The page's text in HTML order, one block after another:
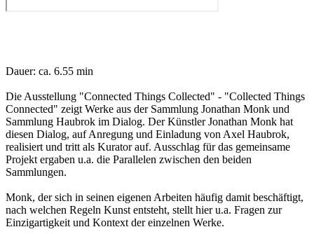
Dauer: ca. 6.55 min
Die Ausstellung "Connected Things Collected" - "Collected Things
Connected" zeigt Werke aus der Sammlung Jonathan Monk und
Sammlung Haubrok im Dialog. Der Künstler Jonathan Monk hat
diesen Dialog, auf Anregung und Einladung von Axel Haubrok,
realisiert und tritt als Kurator auf. Ausschlag für das gemeinsame
Projekt ergaben u.a. die Parallelen zwischen den beiden
Sammlungen.
Monk, der sich in seinen eigenen Arbeiten häufig damit beschäftigt,
nach welchen Regeln Kunst entsteht, stellt hier u.a. Fragen zur
Einzigartigkeit und Kontext der einzelnen Werke.